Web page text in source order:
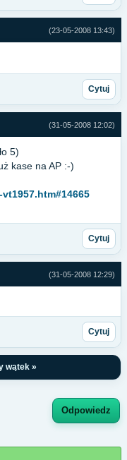
(23-05-2008 13:43)
Cytuj
(31-05-2008 12:02)
5)
kase na AP :-)
Cytuj
(31-05-2008 12:29)
Cytuj
wątek »
Odpowiedz